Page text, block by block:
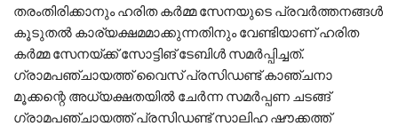
തരംതിരിക്കാനും ഹരിത കർമ്മ സേനയുടെ പ്രവർത്തനങ്ങൾ
കൂടുതൽ കാര്യക്ഷമമാക്കുന്നതിനും വേണ്ടിയാണ് ഹരിത
കർമ്മ സേനയ്ക്ക് സോട്ടിങ് ടേബിൾ സമർപ്പിച്ചത്.
ഗ്രാമപഞ്ചായത്ത് വൈസ് പ്രസിഡണ്ട് കാഞ്ചനാ
മൂക്കന്റെ അധ്യക്ഷതയിൽ ചേർന്ന സമർപ്പണ ചടങ്ങ്
ഗ്രാമപഞ്ചായത്ത് പ്രസിഡണ്ട് സാലിഹ ഷൗക്കത്ത്